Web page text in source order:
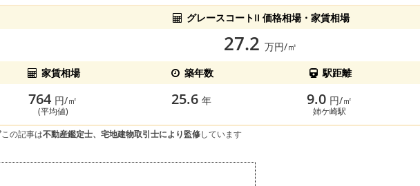
グレースコートII 価格相場・家賃相場
27.2 万円/㎡
家賃相場
築年数 駅距離
764 円/㎡
(平均値)
25.6 年 9.0 円/㎡
姉ケ崎駅
この記事は不動産鑑定士、宅地建物取引士により監修しています